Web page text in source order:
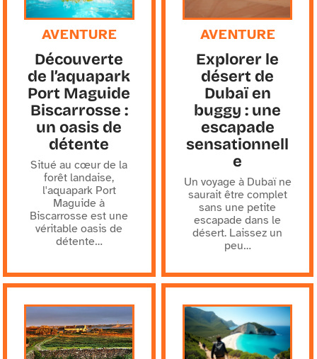
AVENTURE
Découverte
de l’aquapark
Port Maguide
Biscarrosse :
un oasis de
détente
Situé au cœur de la
forêt landaise,
l'aquapark Port
Maguide à
Biscarrosse est une
véritable oasis de
détente…
AVENTURE
Explorer le
désert de
Dubaï en
buggy : une
escapade
sensationnell
e
Un voyage à Dubaï ne
saurait être complet
sans une petite
escapade dans le
désert. Laissez un
peu…